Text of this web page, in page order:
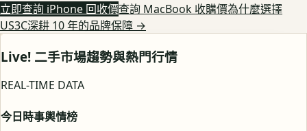
立即查詢 iPhone 回收價查詢 MacBook 收購價為什麼選擇
US3C深耕 10 年的品牌保障 →
Live! 二手市場趨勢與熱門行情
REAL-TIME DATA
今日時事輿情榜